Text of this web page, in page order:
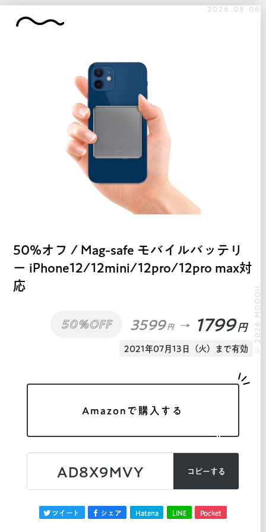
2026.08.06
50%オフ / Mag-safe モバイルバッテリ
ー iPhone12/12mini/12pro/12pro max対
応
50%OFF 3599 円 1799 円
2021年07月13日（火）まで有効
Amazonで購入する
AD8X9MVY コピーする
ツイート シェア Hatena LINE Pocket
© 2026 MOOOII.